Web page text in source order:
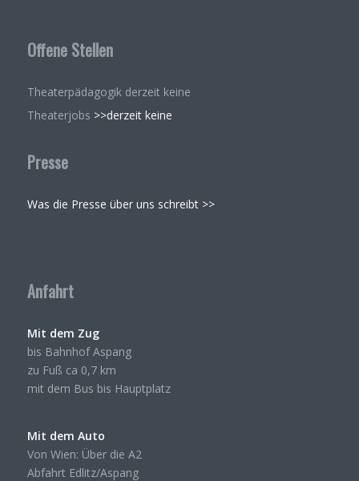
Offene Stellen
Theaterpädagogik derzeit keine
Theaterjobs >>derzeit keine
Presse
Was die Presse über uns schreibt >>
Anfahrt
Mit dem Zug
bis Bahnhof Aspang
zu Fuß ca 0,7 km
mit dem Bus bis Hauptplatz
Mit dem Auto
Von Wien: Über die A2
Abfahrt Edlitz/Aspang